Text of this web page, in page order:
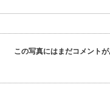
この写真にはまだコメント